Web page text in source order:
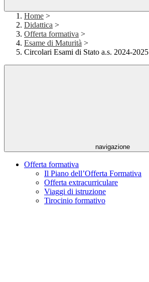
Home >
Didattica >
Offerta formativa >
Esame di Maturità >
Circolari Esami di Stato a.s. 2024-2025
navigazione
Offerta formativa
Il Piano dell’Offerta Formativa
Offerta extracurriculare
Viaggi di istruzione
Tirocinio formativo